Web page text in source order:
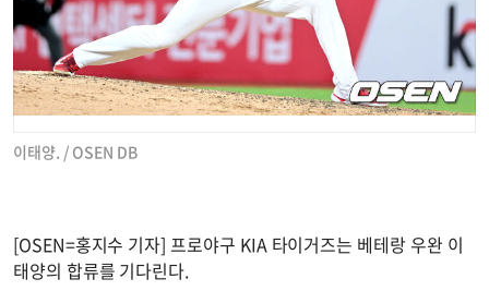
이태양. / OSEN DB
[OSEN=홍지수 기자] 프로야구 KIA 타이거즈는 베테랑 우완 이
태양의 합류를 기다린다.